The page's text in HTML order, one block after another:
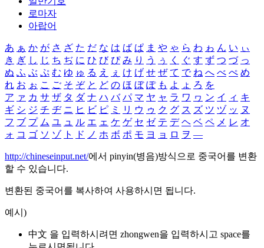
로마자
아랍어
あ ぁ か が さ ざ た だ な は ば ぱ ま や ゃ ら わ ゎ ん い ぃ
き ぎ し じ ち ぢ に ひ び ぴ み り う ぅ く ぐ す ず つ づ っ
ぬ ふ ぶ ぷ む ゆ ゅ る え ぇ け げ せ ぜ て で ね へ べ ぺ め
れ お ぉ こ ご そ ぞ と ど の ほ ぼ ぽ も よ ょ ろ を
ア ァ カ サ ザ タ ダ ナ ハ バ パ マ ヤ ャ ラ ワ ヮ ン イ ィ キ
ギ シ ジ チ ヂ ニ ヒ ビ ピ ミ リ ウ ゥ ク グ ス ズ ツ ヅ ッ ヌ
フ ブ プ ム ユ ュ ル エ ェ ケ ゲ セ ゼ テ デ ヘ ベ ペ メ レ オ
ォ コ ゴ ソ ゾ ト ド ノ ホ ボ ポ モ ヨ ョ ロ ヲ ―
http://chineseinput.net/에서 pinyin(병음)방식으로 중국어를 변환
할 수 있습니다.
변환된 중국어를 복사하여 사용하시면 됩니다.
예시)
中文 을 입력하시려면 zhongwen을 입력하시고 space를